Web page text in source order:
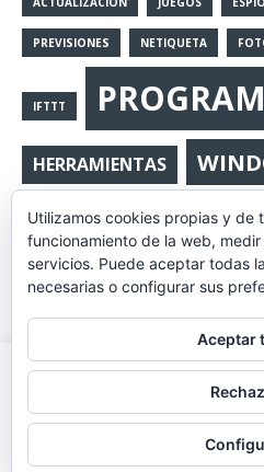
PREVISIONES NETIQUETA
IFTTT
HERRAMIENTAS
GOOGLE UTILIDADES
GPL PRIVACIDAD
GOOGLE CHROME NSA
P2P
Utilizamos cookies propias y
experiencia de navegación, y
de interés. Al continuar con la
acepta nuestra política de
Utilizamos cookies propias y de
funcionamiento de la web,
servicios. Puede aceptar todas
necesarias o configurar sus
Aceptar